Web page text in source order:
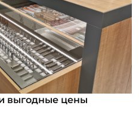
выгодные цены